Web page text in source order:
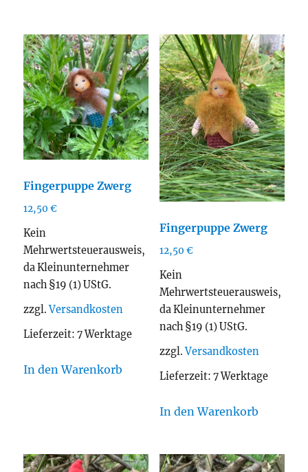
Fingerpuppe Zwerg
12,50€
Kein
Mehrwertsteuerausweis,
da Kleinunternehmer
nach §19 (1) UStG.
zzgl.Versandkosten
Lieferzeit:7 Werktage
In den Warenkorb
Fingerpuppe Zwerg
12,50 €
Kein
Mehrwertsteuerausweis,
da Kleinunternehmer
nach §19 (1) UStG.
zzgl.Versandkosten
Lieferzeit: 7 Werktage
In den Warenkorb